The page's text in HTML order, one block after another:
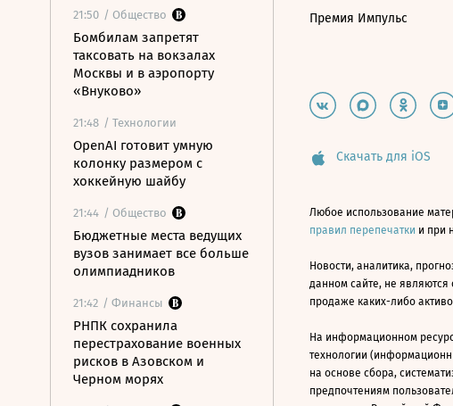
21:50 / Общество
Бомбилам запретят
таксовать на вокзалах
Москвы и в аэропорту
«Внуково»
21:48 / Технологии
OpenAI готовит умную
колонку размером с
хоккейную шайбу
21:44 / Общество
Бюджетные места ведущих
вузов занимает все больше
олимпиадников
21:42 / Финансы
РНПК сохранила
перестрахование военных
рисков в Азовском и
Черном морях
Премия Импульс
Скачать для iOS
Любое использование
правил перепечатки и при
Новости, аналитика,
данном сайте, не
продаже каких-либо
На информационном
технологии
на основе сбора,
предпочтениям